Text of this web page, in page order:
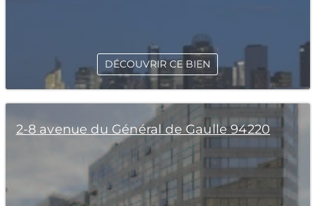
DÉCOUVRIR CE BIEN
2-8 avenue du Général de Gaulle 94220